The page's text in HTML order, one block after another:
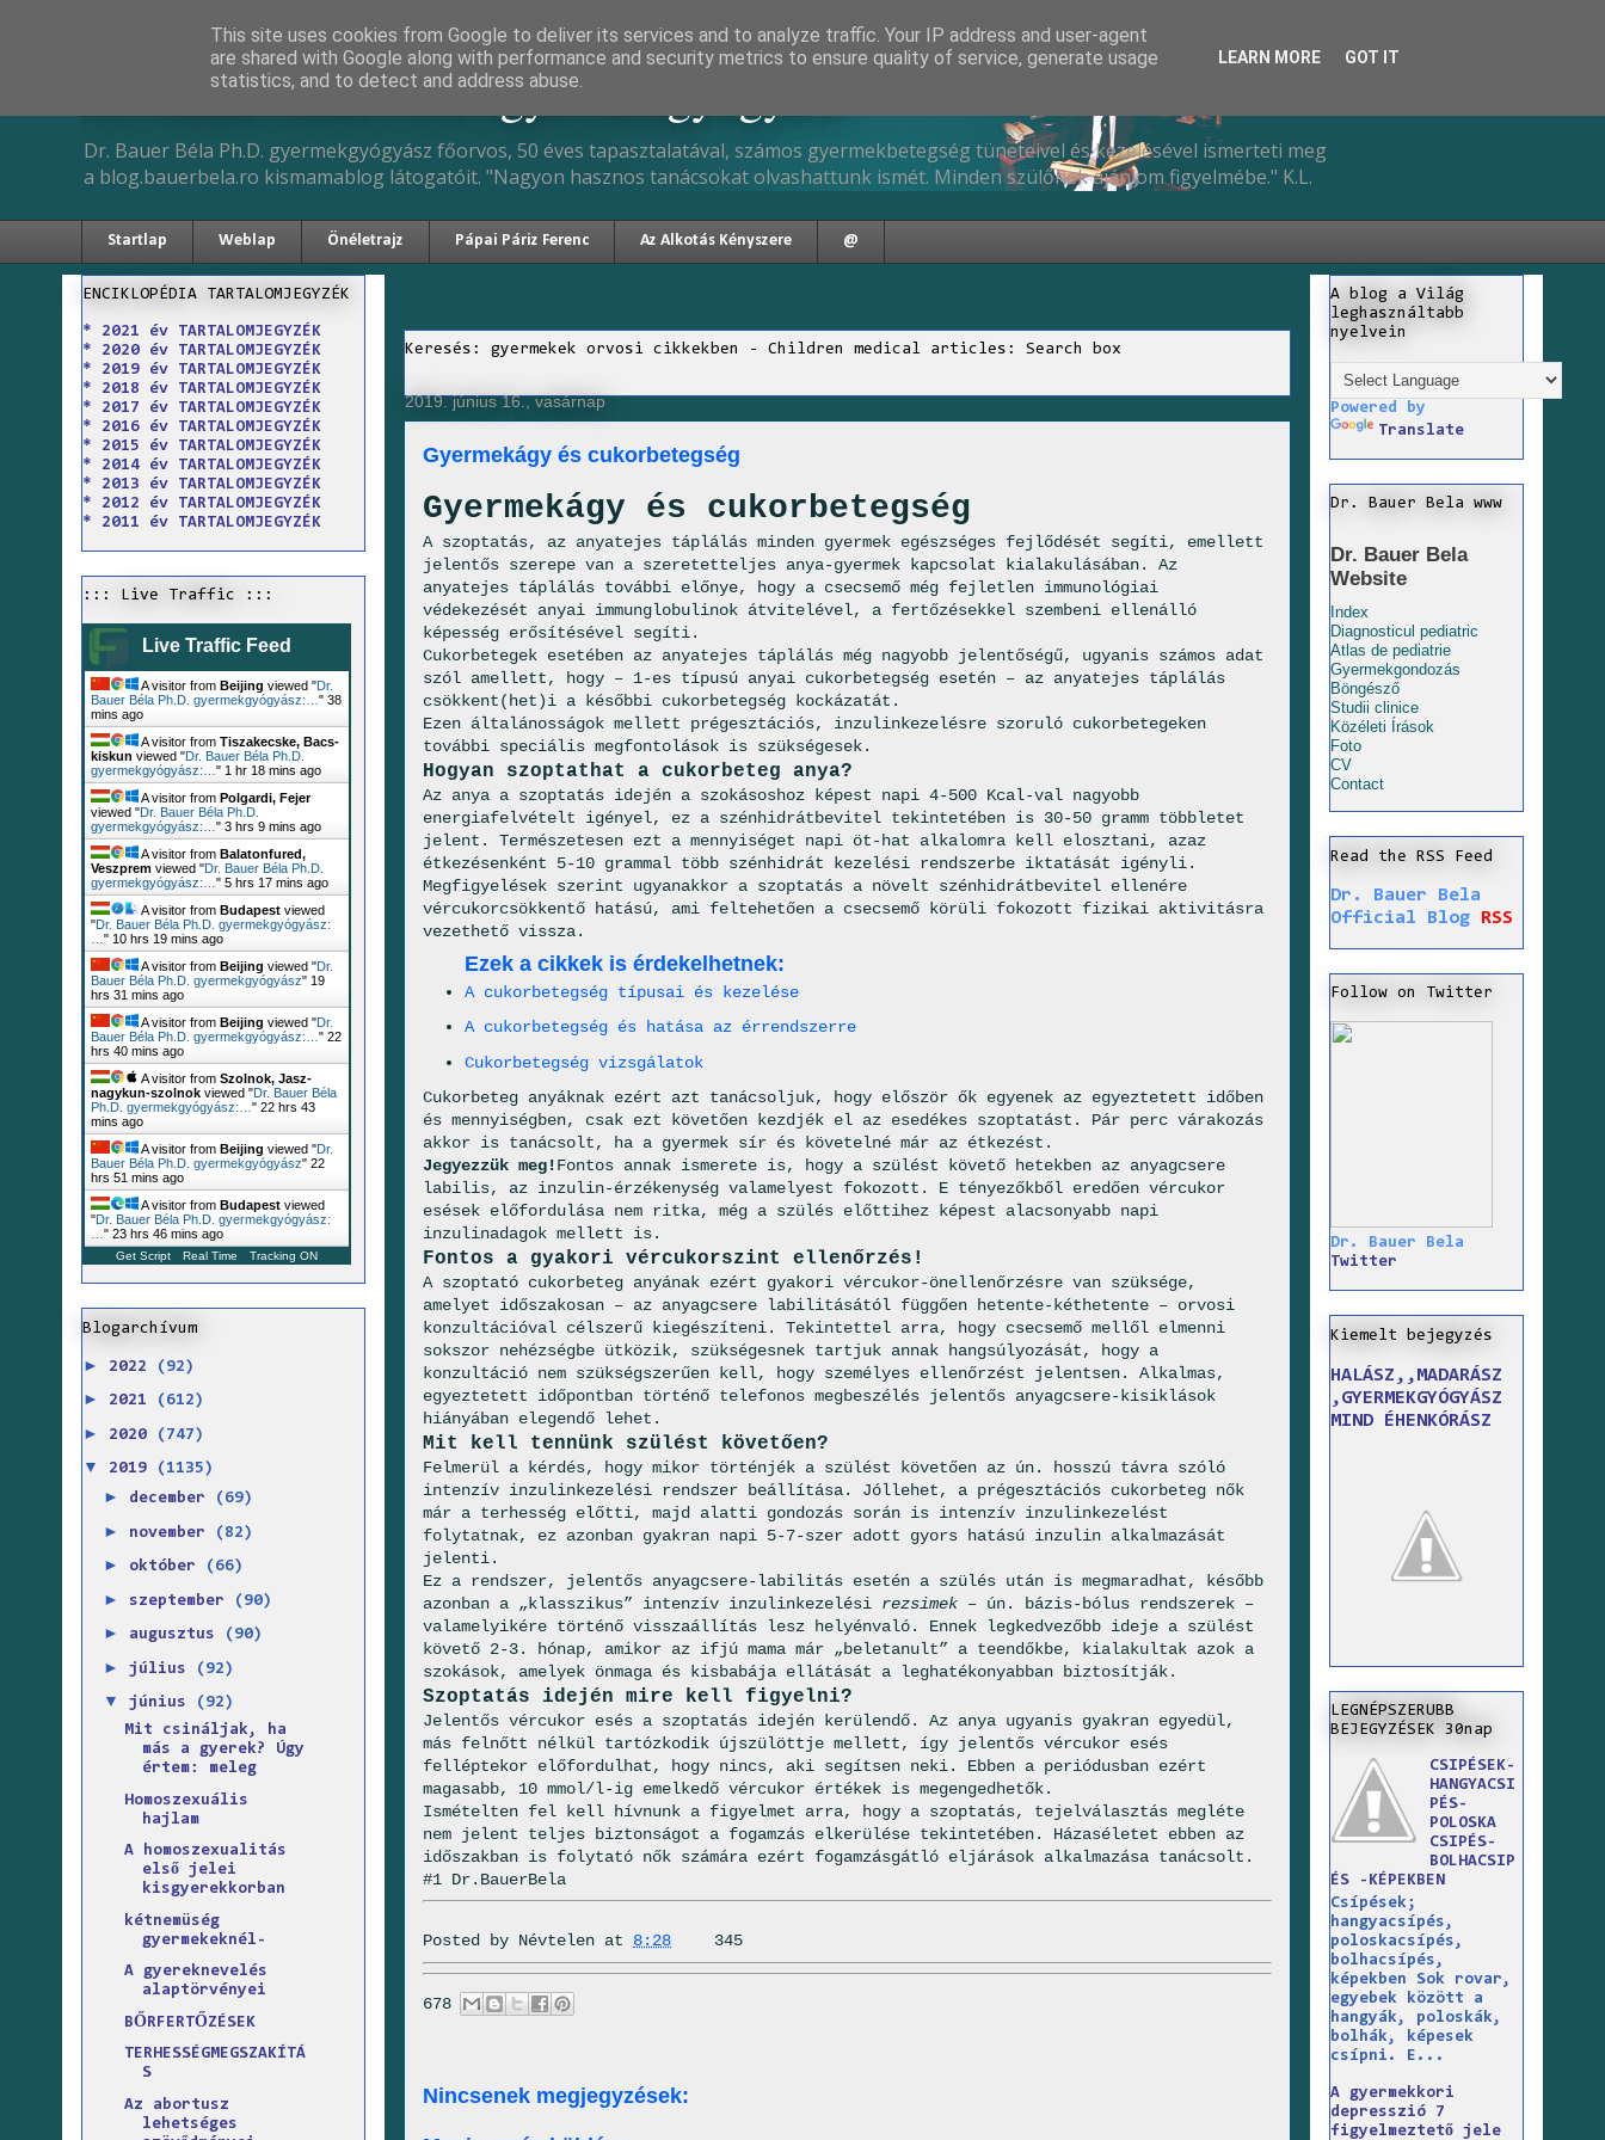
Dr. Bauer Béla Ph.D. gyermekgyógyász
Dr. Bauer Béla Ph.D. gyermekgyógyász főorvos, 50 éves tapasztalatával, számos gyermekbetegség tüneteivel és kezelésével ismerteti meg
a blog.bauerbela.ro kismamablog látogatóit. "Nagyon hasznos tanácsokat olvashattunk ismét. Minden szülőnek ajánlom figyelmébe." K.L.
Startlap Weblap Önéletrajz Pápai Páriz Ferenc Az Alkotás Kényszere @
Keresés: gyermekek orvosi cikkekben - Children medical articles: Search box
2019. június 16., vasárnap
Gyermekágy és cukorbetegség
Gyermekágy és cukorbetegség
A szoptatás, az anyatejes táplálás minden gyermek egészséges fejlődését segíti, emellett
jelentős szerepe van a szeretetteljes anya-gyermek kapcsolat kialakulásá­ban. Az
anyatejes táplálás további előnye, hogy a cse­csemő még fejletlen immunológiai
védekezését anyai immunglobulinok átvitelével, a fertőzésekkel szembeni ellenálló
képesség erősítésével segíti.
Cukorbetegek esetében az anyatejes táplálás még nagyobb jelentőségű, ugyanis számos adat
szól amellett, hogy – 1-es típusú anyai cukorbetegség esetén – az anyatejes táplálás
csökkent(het)i a későbbi cukorbetegség kockázatát.
Ezen általánosságok mellett prégesztációs, inzulinke­zelésre szoruló cukorbetegeken
további speciális meg­fontolások is szükségesek.
Hogyan szoptathat a cukorbeteg anya?
Az anya a szoptatás idején a szokásoshoz képest napi 4-500 Kcal-val nagyobb
energiafelvételt igényel, ez a szénhidrátbevitel tekintetében is 30-50 gramm többle­tet
jelent. Természetesen ezt a mennyiséget napi öt-hat alkalomra kell elosztani, azaz
étkezésenként 5-10 grammal több szénhidrát kezelési rendszerbe iktatását igényli.
Megfigyelések szerint ugyanakkor a szoptatás a növelt szénhidrátbevitel ellenére
vércukorcsökkentő hatású, ami feltehetően a csecsemő körüli fokozott fizikai ak­tivitásra
vezethető vissza.
Ezek a cikkek is érdekelhetnek:
A cukorbetegség típusai és kezelése
A cukorbetegség és hatása az érrendszerre
Cukorbetegség vizsgálatok
Cukorbeteg anyáknak ezért azt tanácsoljuk, hogy először ők egyenek az egyeztetett időben
és mennyi­ségben, csak ezt követően kezdjék el az esedékes szop­tatást. Pár perc várakozás
akkor is tanácsolt, ha a gyermek sír és követelné már az étkezést.
Jegyezzük meg!Fontos annak ismerete is, hogy a szülést követő hetek­ben az anyagcsere
labilis, az inzulin-érzékenység vala­melyest fokozott. E tényezőkből eredően vércukor
esé­sek előfordulása nem ritka, még a szülés előttihez képest alacsonyabb napi
inzulinadagok mellett is.
Fontos a gyakori vércukorszint ellenőrzés!
A szoptató cukorbeteg anyának ezért gyakori vércukor-önellenőrzésre van szüksége,
amelyet idősza­kosan – az anyagcsere labilitásától függően hetente-kéthetente – orvosi
konzultációval célszerű kiegé­szíteni. Tekintettel arra, hogy csecsemő mellől elmen­ni
sokszor nehézségbe ütközik, szükségesnek tartjuk annak hangsúlyozását, hogy a
konzultáció nem szük­ségszerűen kell, hogy személyes ellenőrzést jelentsen. Alkalmas,
egyeztetett időpontban történő telefonos megbeszélés jelentős anyagcsere-kisiklások
hiányában elegendő lehet.
Mit kell tennünk szülést követően?
Felmerül a kérdés, hogy mikor történjék a szülést követően az ún. hosszú távra szóló
intenzív inzulinke­zelési rendszer beállítása. Jóllehet, a prégesztációs cu­korbeteg nők
már a terhesség előtti, majd alatti gondo­zás során is intenzív inzulinkezelést
folytatnak, ez azonban gyakran napi 5-7-szer adott gyors hatású inzu­lin alkalmazását
jelenti.
Ez a rendszer, jelentős anyagcsere-labilitás esetén a szülés után is megmaradhat, később
azonban a „klasszikus” intenzív inzulinkezelési rezsimek – ún. bázis-bólus rendszerek –
valamelyikére történő visszaállítás lesz helyénvaló. Ennek legkedvezőbb ideje a szülést
követő 2-3. hónap, amikor az ifjú mama már „beleta­nult” a teendőkbe, kialakultak azok a
szokások, ame­lyek önmaga és kisbabája ellátását a leghatékonyabban biztosítják.
Szoptatás idején mire kell figyelni?
Jelentős vércukor esés a szoptatás idején kerülendő. Az anya ugyanis gyakran egyedül,
más fel­nőtt nélkül tartózkodik újszülöttje mellett, így jelentős vércukor esés
felléptekor előfordulhat, hogy nincs, aki segítsen neki. Ebben a periódusban ezért
magasabb, 10 mmol/l-ig emelkedő vércukor értékek is megengedhetők.
Ismételten fel kell hívnunk a figyelmet arra, hogy a szoptatás, tejelválasztás megléte
nem jelent teljes biz­tonságot a fogamzás elkerülése tekintetében. Házas­életet ebben az
időszakban is folytató nők számára ezért fogamzásgátló eljárások alkalmazása tanácsolt.
#1 Dr.BauerBela
Posted by Névtelen at 8:28 345
678
Nincsenek megjegyzések:
ENCIKLOPÉDIA TARTALOMJEGYZÉK
* 2021 év TARTALOMJEGYZÉK
* 2020 év TARTALOMJEGYZÉK
* 2019 év TARTALOMJEGYZÉK
* 2018 év TARTALOMJEGYZÉK
* 2017 év TARTALOMJEGYZÉK
* 2016 év TARTALOMJEGYZÉK
* 2015 év TARTALOMJEGYZÉK
* 2014 év TARTALOMJEGYZÉK
* 2013 év TARTALOMJEGYZÉK
* 2012 év TARTALOMJEGYZÉK
* 2011 év TARTALOMJEGYZÉK
::: Live Traffic :::
Live Traffic Feed
A visitor from Beijing viewed "Dr.
Bauer Béla Ph.D. gyermekgyógyász:… " 38
mins ago
A visitor from Tiszakecske, Bacs-
kiskun viewed "Dr. Bauer Béla Ph.D.
gyermekgyógyász:… " 1 hr 18 mins ago
A visitor from Polgardi, Fejer
viewed "Dr. Bauer Béla Ph.D.
gyermekgyógyász:… " 3 hrs 9 mins ago
A visitor from Balatonfured,
Veszprem viewed "Dr. Bauer Béla Ph.D.
gyermekgyógyász:… " 5 hrs 17 mins ago
A visitor from Budapest viewed
"Dr. Bauer Béla Ph.D. gyermekgyógyász:
" 10 hrs 19 mins ago
A visitor from Beijing viewed "Dr.
Bauer Béla Ph.D. gyermekgyógyász" 19
hrs 31 mins ago
A visitor from Beijing viewed "Dr.
Bauer Béla Ph.D. gyermekgyógyász:… " 22
hrs 40 mins ago
A visitor from Szolnok, Jasz-
nagykun-szolnok viewed "Dr. Bauer Béla
Ph.D. gyermekgyógyász:… " 22 hrs 43
mins ago
A visitor from Beijing viewed "Dr.
Bauer Béla Ph.D. gyermekgyógyász" 22
hrs 51 mins ago
A visitor from Budapest viewed
"Dr. Bauer Béla Ph.D. gyermekgyógyász:
" 23 hrs 46 mins ago
Get Script Real Time Tracking ON
Blogarchívum
► 2022 (92)
► 2021 (612)
► 2020 (747)
▼ 2019 (1135)
► december (69)
► november (82)
► október (66)
► szeptember (90)
► augusztus (90)
► július (92)
▼ június
(92)
Mit csináljak, ha
más a gyerek? Úgy
értem: meleg
Homoszexuális
hajlam
A homoszexualitás
első jelei
kisgyerekkorban
kétnemüség
gyermekeknél-
A gyereknevelés
alaptörvényei
BŐRFERTŐZÉSEK
TERHESSÉGMEGSZAKÍTÁ
S
Az abortusz
lehetséges
A blog a Világ
leghasználtabb
nyelvein
Powered by
Translate
Dr. Bauer Bela www
Dr. Bauer Bela
Website
Index
Diagnosticul pediatric
Atlas de pediatrie
Gyermekgondozás
Böngésző
Studii clinice
Közéleti Írások
Foto
CV
Contact
Read the RSS Feed
Dr. Bauer Bela
Official Blog
RSS
Follow on Twitter
Dr. Bauer Bela
Twitter
Kiemelt bejegyzés
HALÁSZ,,MADARÁSZ
,GYERMEKGYÓGYÁSZ
MIND ÉHENKÓRÁSZ
LEGNÉPSZERUBB
BEJEGYZÉSEK 30nap
CSIPÉSEK-
HANGYACSI
PÉS-
POLOSKA
CSIPÉS-
BOLHACSIP
ÉS -KÉPEKBEN
Csípések;
hangyacsípés,
poloskacsípés,
bolhacsípés,
képekben Sok rovar,
egyebek között a
hangyák, poloskák,
bolhák, képesek
csípni. E...
A gyermekkori
depresszió 7
figyelmeztető jele
This site uses cookies from Google to deliver its services and to analyze traffic. Your IP address and user-agent
are shared with Google along with performance and security metrics to ensure quality of service, generate usage
statistics, and to detect and address abuse.
LEARN MORE GOT IT